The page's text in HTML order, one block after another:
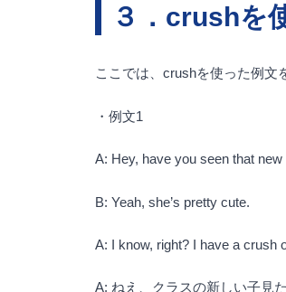
３．crushを
ここでは、crushを使った例文
・例文1
A: Hey, have you seen that
B: Yeah, she’s pretty cute.
A: I know, right? I have a crush
A: ねえ、クラスの新しい子見